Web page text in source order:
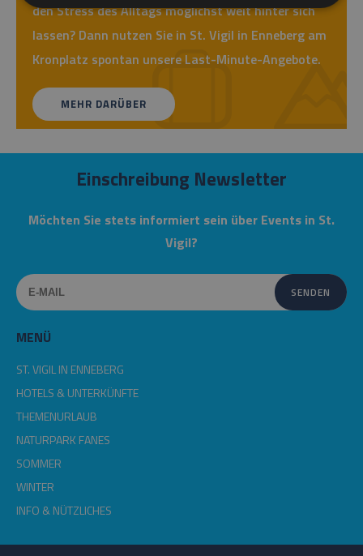
den Stress des Alltags möglichst weit hinter sich
lassen? Dann nutzen Sie in St. Vigil in Enneberg am
Kronplatz spontan unsere Last-Minute-Angebote.
MEHR DARÜBER
Einschreibung Newsletter
Möchten Sie stets informiert sein über Events in St.
Vigil?
MENÜ
ST. VIGIL IN ENNEBERG
HOTELS & UNTERKÜNFTE
THEMENURLAUB
NATURPARK FANES
SOMMER
WINTER
INFO & NÜTZLICHES